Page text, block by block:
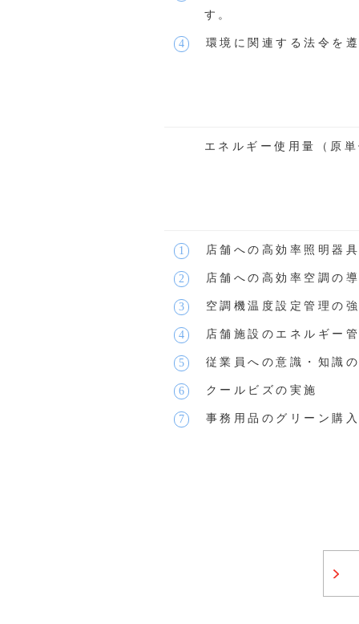
す。
環境に関連する法令を
エネルギー使用量（原
店舗への高効率照明器
店舗への高効率空調の
空調機温度設定管理の
店舗施設のエネルギー
従業員への意識・知識
クールビズの実施
事務用品のグリーン購